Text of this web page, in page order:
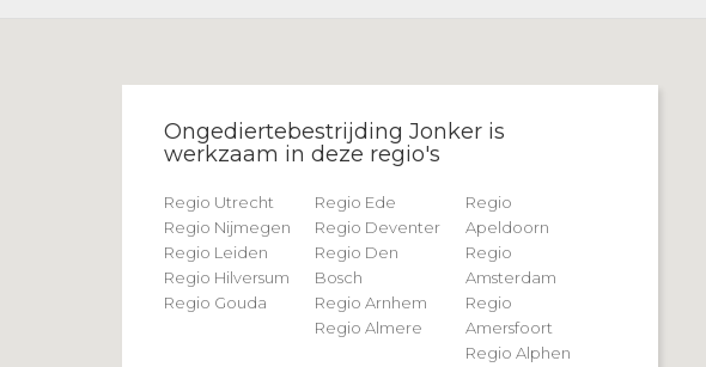
Ongediertebestrijding Jonker is
werkzaam in deze regio's
Regio Utrecht
Regio Nijmegen
Regio Leiden
Regio Hilversum
Regio Gouda
Regio Ede
Regio Deventer
Regio Den
Bosch
Regio Arnhem
Regio Almere
Regio
Apeldoorn
Regio
Amsterdam
Regio
Amersfoort
Regio Alphen